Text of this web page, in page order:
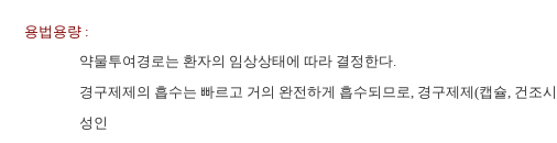
용법용량 :
약물투여경로는 환자의 임상상태에 따라 결정한다.
경구제제의 흡수는 빠르고 거의 완전하게 흡수되므로, 경구제제(캡슐, 건조
성인